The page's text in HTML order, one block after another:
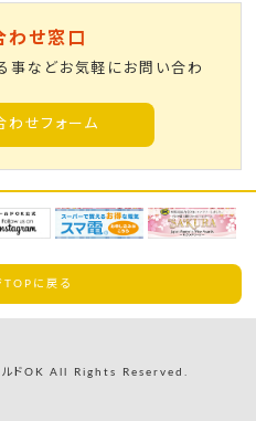
わせ窓口
事などお気軽にお問い合わ
わせフォーム
に戻る
ドOK All Rights Reserved.